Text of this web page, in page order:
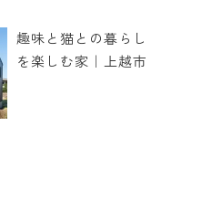
趣味と猫との暮らし
を楽しむ家｜上越市